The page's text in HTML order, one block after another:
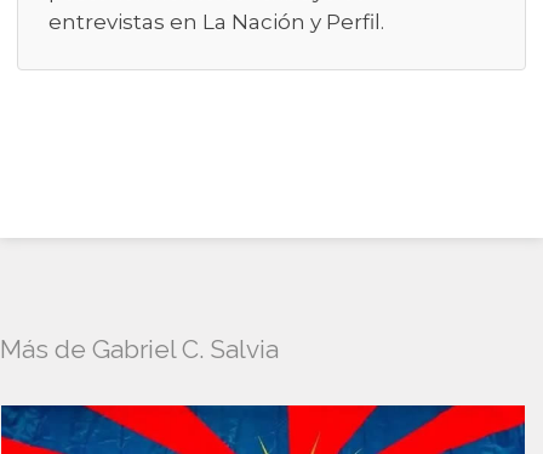
entrevistas en La Nación y Perfil.
Más de Gabriel C. Salvia